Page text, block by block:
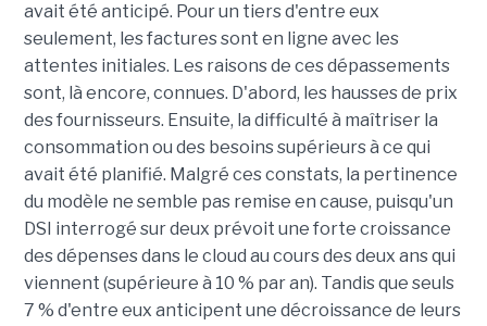
avait été anticipé. Pour un tiers d'entre eux
seulement, les factures sont en ligne avec les
attentes initiales. Les raisons de ces dépassements
sont, là encore, connues. D'abord, les hausses de prix
des fournisseurs. Ensuite, la difficulté à maîtriser la
consommation ou des besoins supérieurs à ce qui
avait été planifié. Malgré ces constats, la pertinence
du modèle ne semble pas remise en cause, puisqu'un
DSI interrogé sur deux prévoit une forte croissance
des dépenses dans le cloud au cours des deux ans qui
viennent (supérieure à 10 % par an). Tandis que seuls
7 % d'entre eux anticipent une décroissance de leurs